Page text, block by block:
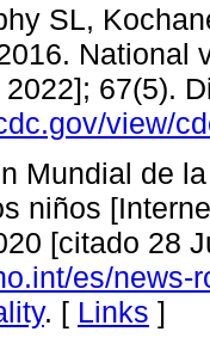
SL,
National
67(5).
view/
Mundial de
niños
[citado 28
es/
. [ Links ]